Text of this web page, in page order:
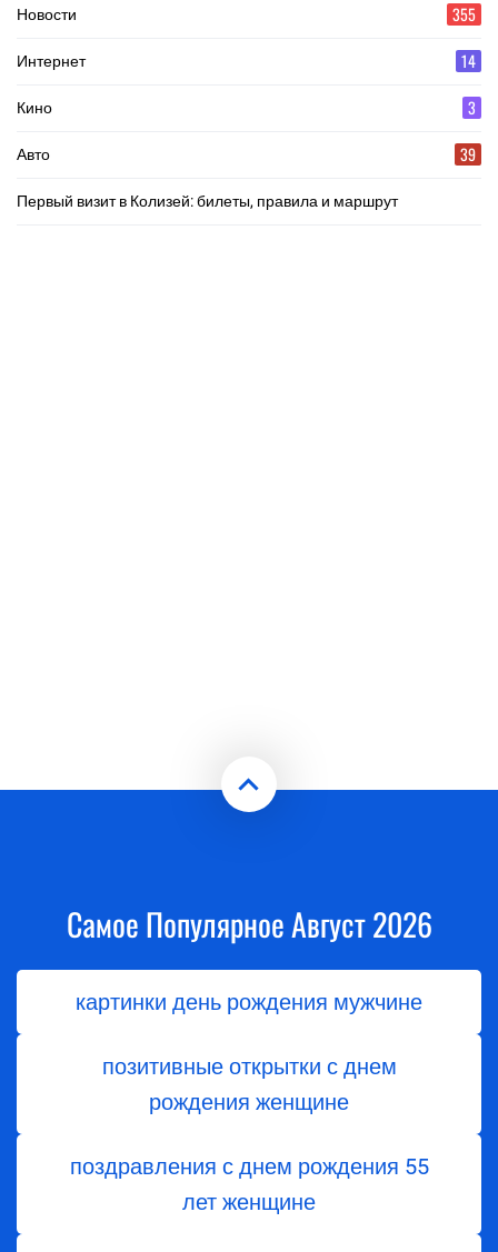
Новости 355
Интернет 14
Кино 3
Авто 39
Первый визит в Колизей: билеты, правила и маршрут
Самое Популярное Август 2026
картинки день рождения мужчине
позитивные открытки с днем
рождения женщине
поздравления с днем ​​рождения 55
лет женщине